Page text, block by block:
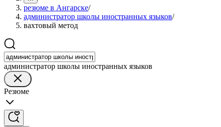
резюме в Ангарске/
администратор школы иностранных языков/
вахтовый метод
администратор школы иностранных языков
Резюме